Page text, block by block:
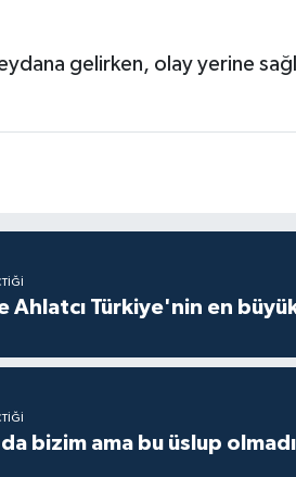
gelirken, olay yerine
Ahlatcı Türkiye'nin en
bizim ama bu üslup